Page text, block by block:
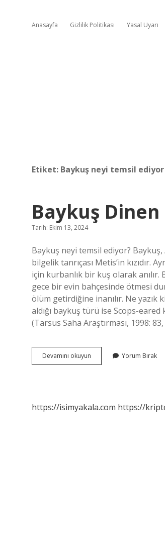
Anasayfa Gizlilik Politikası Yasal Uyarı
Etiket: Baykuş neyi temsil ediyor
Baykuş
Tarih: Ekim 13, 2024
Baykuş neyi temsil ediyor?
bilgelik tanrıçası Metis’in kızıdır.
için kurbanlık bir kuş olarak anılır.
gece bir evin bahçesinde ötmesi
ölüm getirdiğine inanılır. Ne
aldığı baykuş türü ise Scops-
(Tarsus Saha Araştırması, 1998:
Devamını okuyun
Dinen
Yorum Bırak
https://isimyakala.com https://